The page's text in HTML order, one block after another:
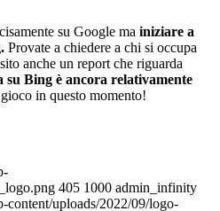
su Google ma iniziare a
Provate a chiedere a chi si occupa
anche un report che riguarda
su Bing è ancora relativamente
in questo momento!
405 1000 admin_infinity
uploads/2022/09/logo-